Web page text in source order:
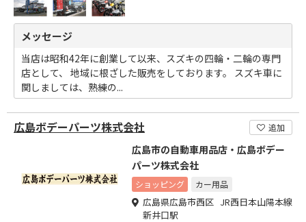
メッセージ
当店は昭和42年に創業して以来、スズキの四輪・二輪の専門
店として、 地域に根ざした販売をしております。 スズキ車に
関しましては、熟練の...
広島ボデーパーツ株式会社 追加
広島市の自動車用品店・広島ボデー
パーツ株式会社
ショッピング カー用品
広島県広島市西区 JR西日本山陽本線
新井口駅